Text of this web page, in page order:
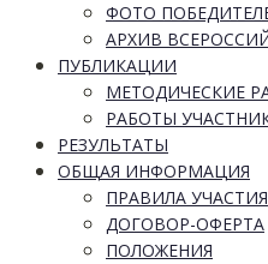
ФОТО
АРХИВ
ПУБЛИКАЦИИ
МЕТОДИЧЕСКИЕ
РАБОТЫ
РЕЗУЛЬТАТЫ
ОБЩАЯ ИНФОРМАЦИЯ
ПРАВИЛА УЧАСТИЯ
ДОГОВОР-ОФЕРТА
ПОЛОЖЕНИЯ